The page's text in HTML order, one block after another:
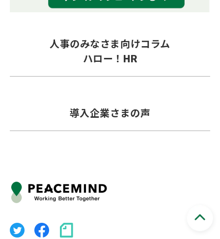
人事のみなさま向けコラム
ハロー！HR
導入企業さまの声